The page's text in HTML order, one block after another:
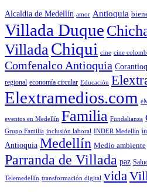
Alcaldia de Medellín amor Antioquia
Villada Duque
Villada Chiqui cine cine
Comfenalco Antioquia
regional economía circular Educación
Elextramedios.com
eventos en Medellín Familia Fundalianza
Grupo Familia inclusión laboral INDER Medellín
Antioquia Medellín Medio ambiente
Parranda de Villada paz
Telemedellín transformación digital vida